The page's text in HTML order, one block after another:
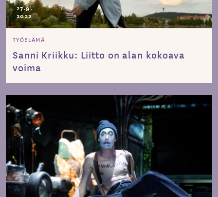
27.9.
2022
TYÖELÄMÄ
Sanni Kriikku: Liitto on alan kokoava
voima